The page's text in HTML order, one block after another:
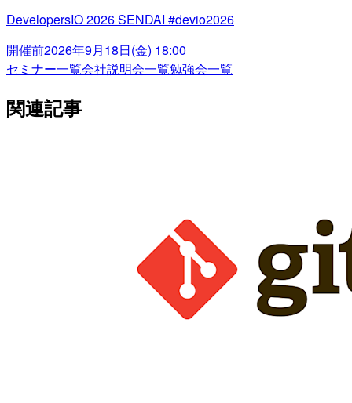
DevelopersIO 2026 SENDAI #devio2026
開催前2026年9月18日(金) 18:00
セミナー一覧会社説明会一覧勉強会一覧
関連記事